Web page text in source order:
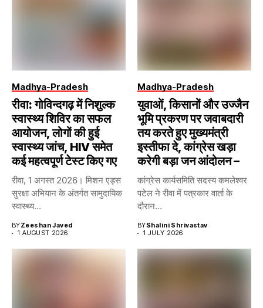
Madhya-Pradesh
रीवा: गोविन्दगढ़ में निशुल्क
स्वास्थ्य शिविर का सफल
आयोजन, लोगों की हुई
स्वास्थ्य जांच, HIV समेत
कई महत्वपूर्ण टेस्ट किए गए
रीवा, 1 अगस्त 2026। मिशन एड्स
सुरक्षा अभियान के अंतर्गत सामुदायिक
स्वास्थ्य...
BYZeeshan Javed
1 AUGUST 2026
Madhya-Pradesh
युवाओं, किसानों और उज्जैन
भूमि प्रकरण पर जवाबदारी
तय करते हुए मुख्यमंत्री
इस्तीफा दे, कांग्रेस खड़ा
करेगी बड़ा जन आंदोलन –
कांग्रेस कार्यसमिति सदस्य कमलेश्वर
पटेल ने रीवा में पत्रकार वार्ता के
दौरान...
BYShalini Shrivastav
1 JULY 2026